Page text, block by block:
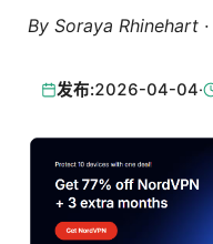
By Soraya Rhinehart ·
发布:2026-04-04·